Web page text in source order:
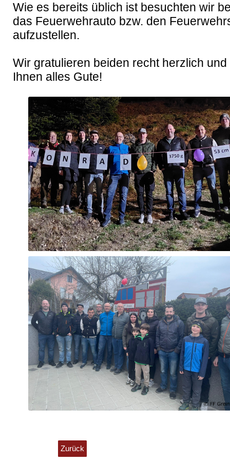
Wie es bereits üblich ist besuchten wir
das Feuerwehrauto bzw. den
aufzustellen.
Wir gratulieren beiden recht herzlich
Zurück